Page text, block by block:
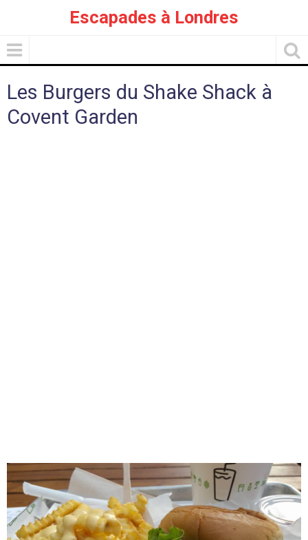
Escapades à Londres
Les Burgers du Shake Shack à
Covent Garden